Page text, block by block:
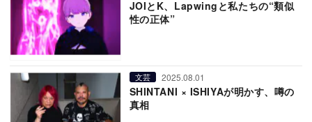
JOIとK、Lapwingと私たちの“類似
性の正体”
文芸 2025.08.01
SHINTANI × ISHIYAが明かす、噂の
真相